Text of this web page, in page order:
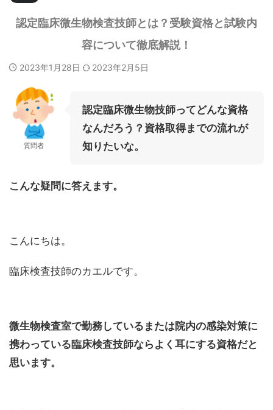
認定臨床微生物検査技師とは？受験資格と試験内
容について徹底解説！
2023年1月28日 2023年2月5日
質問者
認定臨床微生物技師ってどんな資格
なんだろう？資格取得までの流れが
知りたいな。
こんな疑問に答えます。
こんにちは。
臨床検査技師のカエルです。
微生物検査室で勤務しているまたは院内の感染対策に
携わっている臨床検査技師ならよく耳にする資格だと
思います。